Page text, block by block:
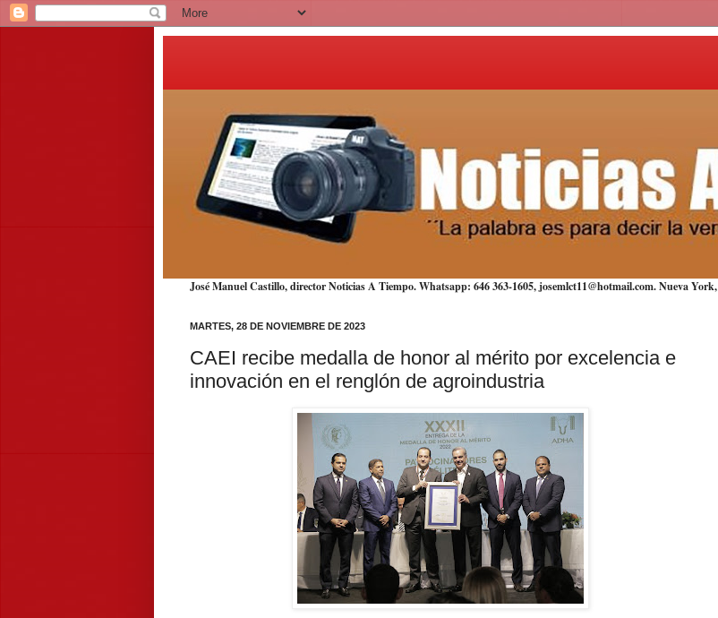
José Manuel Castillo, director Noticias A Tiempo. Whatsapp: 646 363-1605, josemlct11@hotmail.com. Nueva York,
MARTES, 28 DE NOVIEMBRE DE 2023
CAEI recibe medalla de honor al mérito por excelencia e
innovación en el renglón de agroindustria